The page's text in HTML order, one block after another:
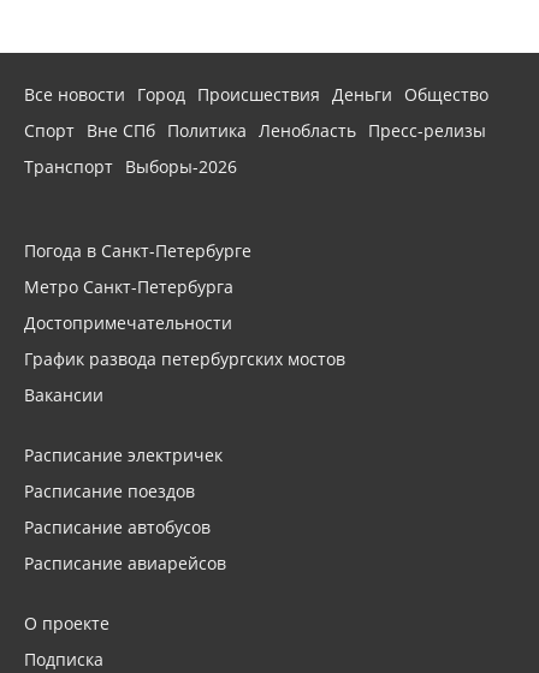
Все новости Город Происшествия Деньги
Общество
Спорт Вне СПб Политика Ленобласть Пресс-релизы
Транспорт Выборы-2026
Погода в Санкт-Петербурге
Метро Санкт-Петербурга
Достопримечательности
График развода петербургских мостов
Вакансии
Расписание электричек
Расписание поездов
Расписание автобусов
Расписание авиарейсов
О проекте
Подписка